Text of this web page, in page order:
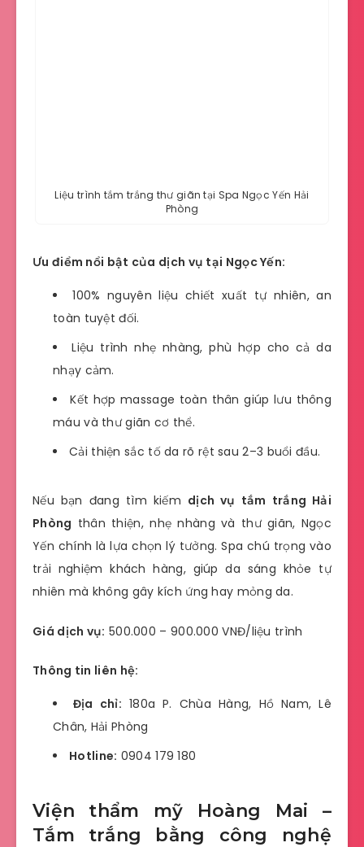
Liệu trình tắm trắng thư giãn tại Spa Ngọc Yến Hải
Phòng
Ưu điểm nổi bật của dịch vụ tại Ngọc Yến:
100% nguyên liệu chiết xuất tự nhiên, an
toàn tuyệt đối.
Liệu trình nhẹ nhàng, phù hợp cho cả da
nhạy cảm.
Kết hợp massage toàn thân giúp lưu thông
máu và thư giãn cơ thể.
Cải thiện sắc tố da rõ rệt sau 2–3 buổi đầu.
Nếu bạn đang tìm kiếm dịch vụ tắm trắng Hải
Phòng thân thiện, nhẹ nhàng và thư giãn, Ngọc
Yến chính là lựa chọn lý tưởng. Spa chú trọng vào
trải nghiệm khách hàng, giúp da sáng khỏe tự
nhiên mà không gây kích ứng hay mỏng da.
Giá dịch vụ: 500.000 – 900.000 VNĐ/liệu trình
Thông tin liên hệ:
Địa chỉ: 180a P. Chùa Hàng, Hồ Nam, Lê
Chân, Hải Phòng
Hotline: 0904 179 180
Viện thẩm mỹ Hoàng Mai –
Tắm trắng bằng công nghệ